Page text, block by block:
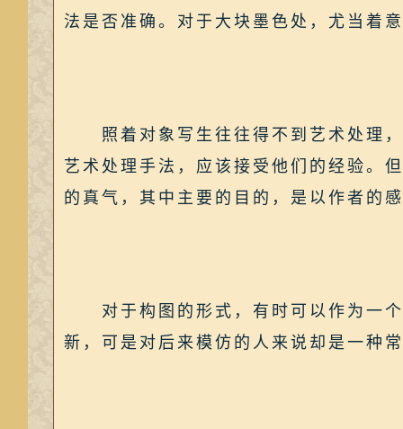
法是否准确。对于大块墨色处，尤当着
照着对象写生往往得不到艺术处理，
艺术处理手法，应该接受他们的经验。
的真气，其中主要的目的，是以作者的
对于构图的形式，有时可以作为一个
新，可是对后来模仿的人来说却是一种